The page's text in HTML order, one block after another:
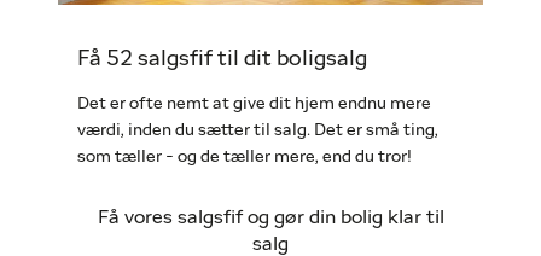
Få 52 salgsfif til dit boligsalg
Det er ofte nemt at give dit hjem endnu mere
værdi, inden du sætter til salg. Det er små ting,
som tæller - og de tæller mere, end du tror!
Få vores salgsfif og gør din bolig klar til
salg